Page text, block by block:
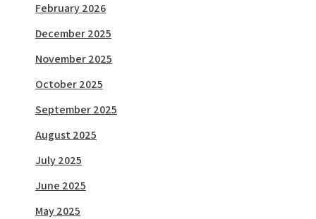
February 2026
December 2025
November 2025
October 2025
September 2025
August 2025
July 2025
June 2025
May 2025